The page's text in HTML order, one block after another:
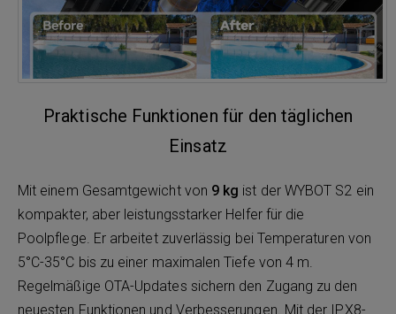
Praktische Funktionen für den täglichen
Einsatz
Mit einem Gesamtgewicht von 9 kg ist der WYBOT S2 ein
kompakter, aber leistungsstarker Helfer für die
Poolpflege. Er arbeitet zuverlässig bei Temperaturen von
5°C-35°C bis zu einer maximalen Tiefe von 4 m.
Regelmäßige OTA-Updates sichern den Zugang zu den
neuesten Funktionen und Verbesserungen. Mit der IPX8-